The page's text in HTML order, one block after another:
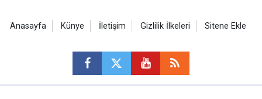
Anasayfa Künye İletişim Gizlilik İlkeleri Sitene Ekle